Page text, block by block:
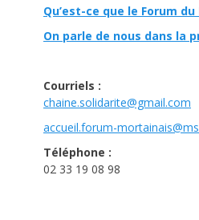
Qu’est-ce que le Forum
On parle de nous dans la
Courriels :
chaine.solidarite@gmail.com
accueil.forum-
Téléphone :
02 33 19 08 98